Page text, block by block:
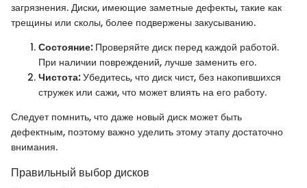
загрязнения. Диски, имеющие заметные дефекты, такие как
трещины или сколы, более подвержены закусыванию.
Состояние:Проверяйте диск перед каждой работой.
При наличии повреждений, лучше заменить его.
Чистота:Убедитесь, что диск чист, без накопившихся
стружек или сажи, что может влиять на его работу.
Следует помнить, что даже новый диск может быть
дефектным, поэтому важно уделить этому этапу достаточно
внимания.
Правильный выбор дисков